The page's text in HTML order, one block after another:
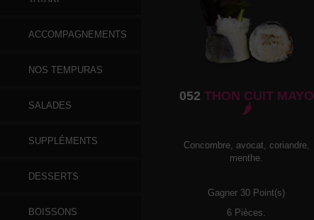
ACCOMPAGNEMENTS
NOS TEMPURAS
SALADES
SUPPLÉMENTS
DESSERTS
BOISSONS
052 THON CUIT MAYO
🌶️
Concombre, avocat, coriandre,
menthe.
Gagner 30 Point(s)
6 Pièces.